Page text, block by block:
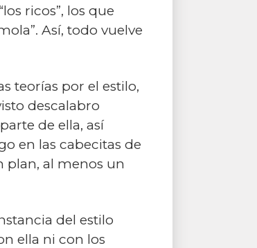
ricos”, los que
Así, todo vuelve
teorías por el estilo,
descalabro
de ella, así
en las cabecitas de
plan, al menos un
del estilo
ella ni con los